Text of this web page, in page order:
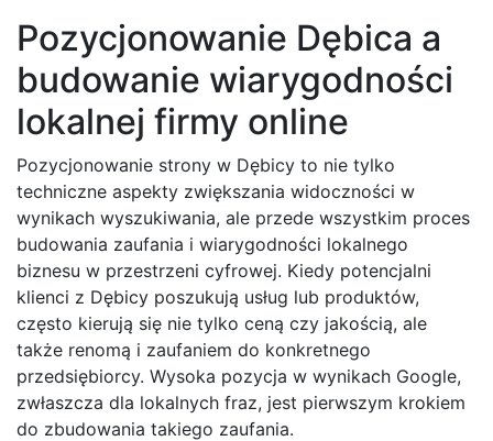
Pozycjonowanie Dębica a
budowanie wiarygodności
lokalnej firmy online
Pozycjonowanie strony w Dębicy to nie tylko
techniczne aspekty zwiększania widoczności w
wynikach wyszukiwania, ale przede wszystkim proces
budowania zaufania i wiarygodności lokalnego
biznesu w przestrzeni cyfrowej. Kiedy potencjalni
klienci z Dębicy poszukują usług lub produktów,
często kierują się nie tylko ceną czy jakością, ale
także renomą i zaufaniem do konkretnego
przedsiębiorcy. Wysoka pozycja w wynikach Google,
zwłaszcza dla lokalnych fraz, jest pierwszym krokiem
do zbudowania takiego zaufania.